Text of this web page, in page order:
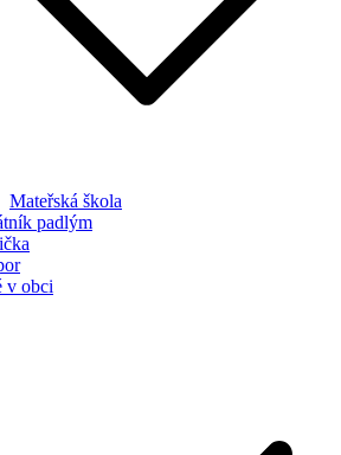
Mateřská škola
padlým
v obci